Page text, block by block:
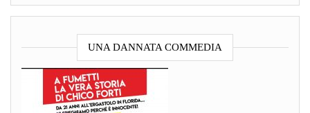
UNA DANNATA COMMEDIA